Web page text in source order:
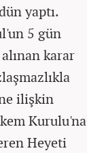
yaptı.
5 gün
karar
ilişkin
Kurulu'na
Heyeti